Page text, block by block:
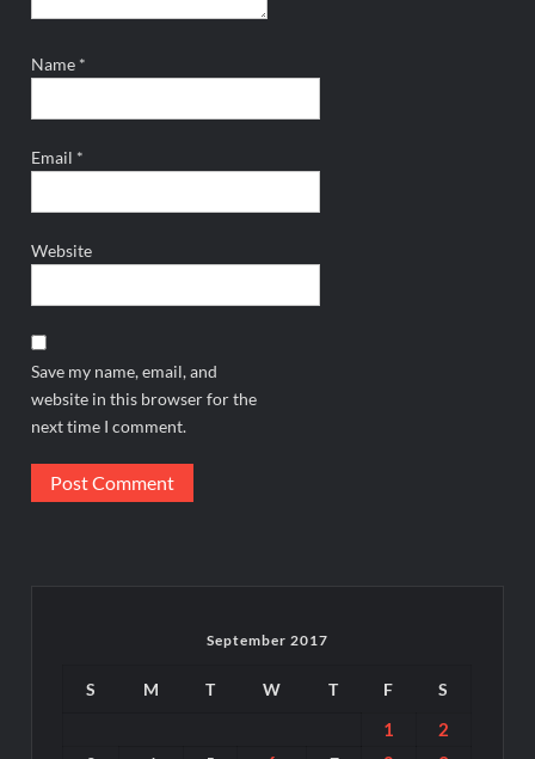
Name *
Email *
Website
Save my name, email, and
website in this browser for the
next time I comment.
September 2017
S M T W T F S
1 2